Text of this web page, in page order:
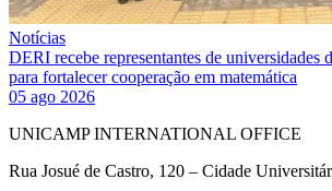
Notícias
DERI recebe representantes de universidades
para fortalecer cooperação em matemática
05 ago 2026
UNICAMP INTERNATIONAL OFFICE
Rua Josué de Castro, 120 – Cidade